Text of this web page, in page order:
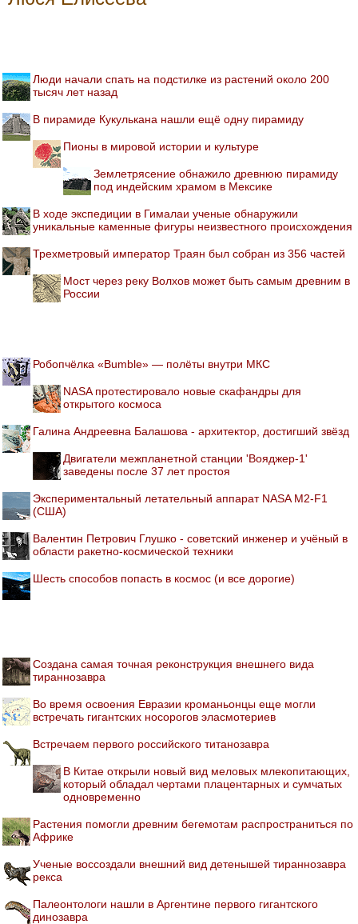
Люди начали спать на подстилке из растений около 200
тысяч лет назад
В пирамиде Кукулькана нашли ещё одну пирамиду
Пионы в мировой истории и культуре
Землетрясение обнажило древнюю пирамиду
под индейским храмом в Мексике
В ходе экспедиции в Гималаи ученые обнаружили
уникальные каменные фигуры неизвестного происхождения
Трехметровый император Траян был собран из 356 частей
Мост через реку Волхов может быть самым древним в
России
Робопчёлка «Bumble» — полёты внутри МКС
NASA протестировало новые скафандры для
открытого космоса
Галина Андреевна Балашова - архитектор, достигший звёзд
Двигатели межпланетной станции 'Вояджер-1'
заведены после 37 лет простоя
Экспериментальный летательный аппарат NASA M2-F1
(США)
Валентин Петрович Глушко - советский инженер и учёный в
области ракетно-космической техники
Шесть способов попасть в космос (и все дорогие)
Создана самая точная реконструкция внешнего вида
тираннозавра
Во время освоения Евразии кроманьонцы еще могли
встречать гигантских носорогов эласмотериев
Встречаем первого российского титанозавра
В Китае открыли новый вид меловых млекопитающих,
который обладал чертами плацентарных и сумчатых
одновременно
Растения помогли древним бегемотам распространиться по
Африке
Ученые воссоздали внешний вид детенышей тираннозавра
рекса
Палеонтологи нашли в Аргентине первого гигантского
динозавра